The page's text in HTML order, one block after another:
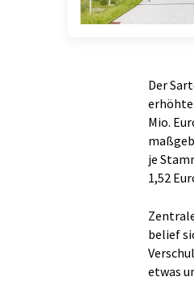
Der
erhöhte
Mio.
je
1,52
belief
etwas